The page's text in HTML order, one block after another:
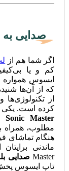
صدایی
اگر شما هم از
کم و یا
ایسوس همواره
که از آن‌ها
از
کرده است. یکی
Sonic Master
مطلوب، همراه
هنگام تماشای
Master صدایی
تاپ ایسوس